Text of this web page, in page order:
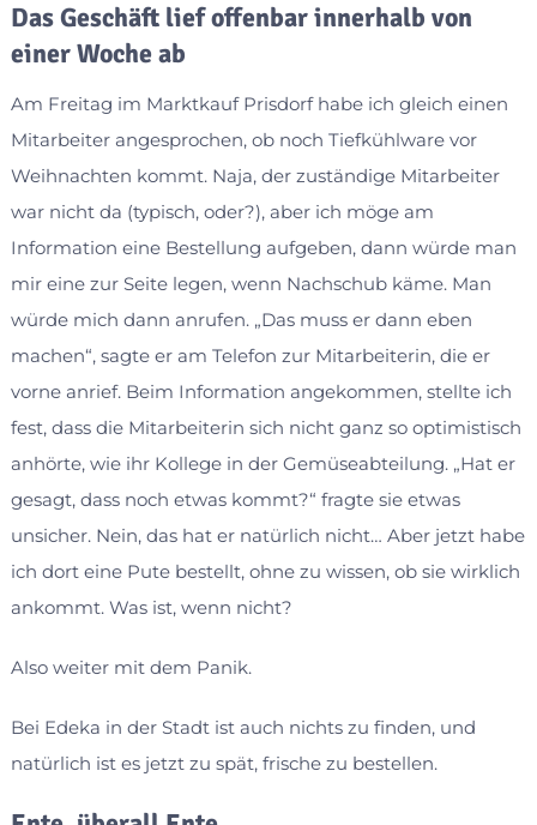
Das Geschäft lief offenbar innerhalb von
einer Woche ab
Am Freitag im Marktkauf Prisdorf habe ich gleich einen
Mitarbeiter angesprochen, ob noch Tiefkühlware vor
Weihnachten kommt. Naja, der zuständige Mitarbeiter
war nicht da (typisch, oder?), aber ich möge am
Information eine Bestellung aufgeben, dann würde man
mir eine zur Seite legen, wenn Nachschub käme. Man
würde mich dann anrufen. „Das muss er dann eben
machen“, sagte er am Telefon zur Mitarbeiterin, die er
vorne anrief. Beim Information angekommen, stellte ich
fest, dass die Mitarbeiterin sich nicht ganz so optimistisch
anhörte, wie ihr Kollege in der Gemüseabteilung. „Hat er
gesagt, dass noch etwas kommt?“ fragte sie etwas
unsicher. Nein, das hat er natürlich nicht… Aber jetzt habe
ich dort eine Pute bestellt, ohne zu wissen, ob sie wirklich
ankommt. Was ist, wenn nicht?
Also weiter mit dem Panik.
Bei Edeka in der Stadt ist auch nichts zu finden, und
natürlich ist es jetzt zu spät, frische zu bestellen.